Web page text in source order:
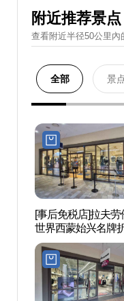
附近推荐景点
查看附近半径50公里內
全部 景
[事后免税店]拉夫劳
世界西蒙始兴名牌
物中心(폴로랄프로
세계사이먼프리미
렛 시흥점)